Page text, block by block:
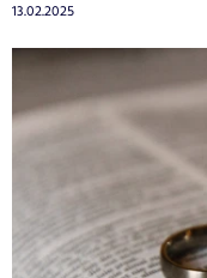
13.02.2025